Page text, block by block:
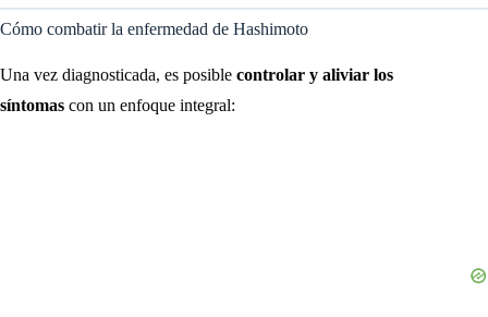
Cómo combatir la enfermedad de Hashimoto
Una vez diagnosticada, es posible controlar y aliviar los
síntomas con un enfoque integral: